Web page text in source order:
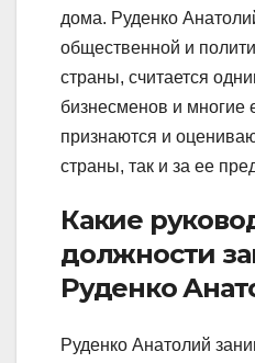
дома. Руденко
общественной и
страны, считается
бизнесменов и многие
признаются и
страны, так и за ее
Какие
должности
Руденко
Руденко Анатолий